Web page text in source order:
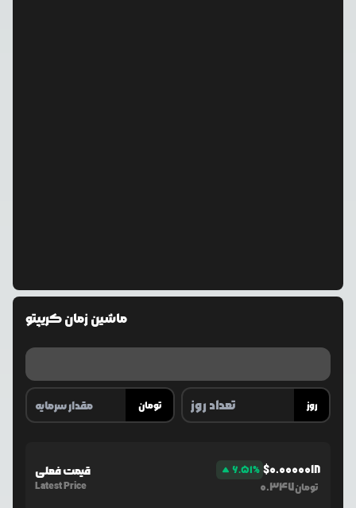
ماشین زمان کریپتو
تومان روز
قیمت فعلی
Latest Price
6.51% $0.0000018
0.347تومان